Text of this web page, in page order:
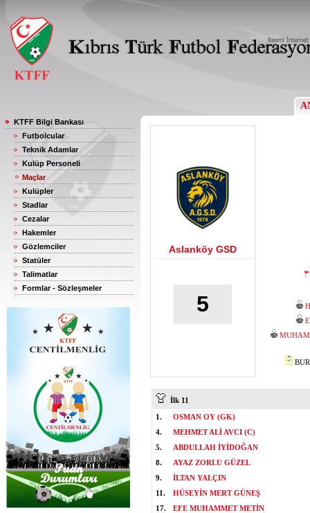
KTFF Bilgi Bankası
Futbolcular
Teknik Adamlar
Kulüp Personeli
Maçlar
Kulüpler
Stadlar
Cezalar
Hakemler
Gözlemciler
Statüler
Talimatlar
Formlar - Sözleşmeler
Aslanköy GSD
5
İlk 11
1.
OSMAN OY (GK)
4.
MEHMET ALİ AVCI (C)
5.
ABDULLAH İYİDOĞAN
8.
AYAZ ZORLU GÜZEL
9.
İLTAN YALÇIN
11.
HÜSEYİN MERT GÜNEŞ
17.
EFE MUHAMMET METİN